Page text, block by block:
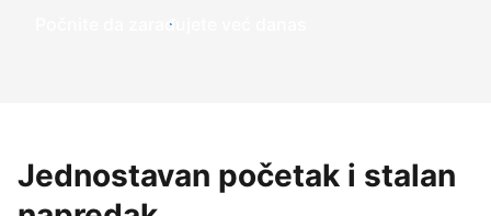
Počnite da zarađujete već danas
Jednostavan početak i stalan